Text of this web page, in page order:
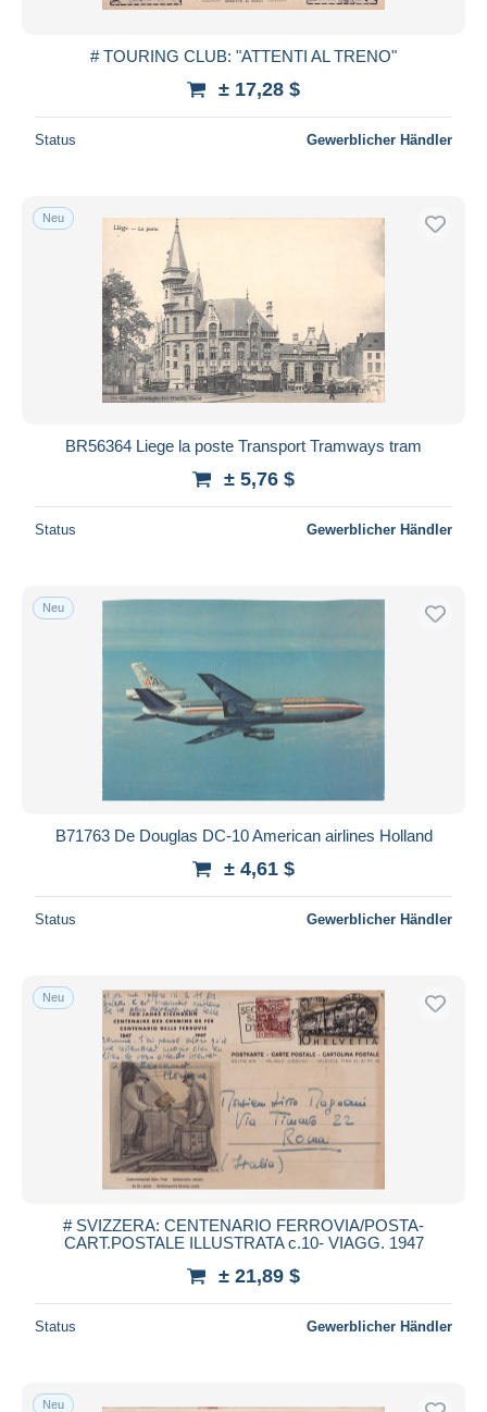
# TOURING CLUB: "ATTENTI AL TRENO"
± 17,28 $
Status Gewerblicher Händler
Neu
BR56364 Liege la poste Transport Tramways tram
± 5,76 $
Status Gewerblicher Händler
Neu
B71763 De Douglas DC-10 American airlines Holland
± 4,61 $
Status Gewerblicher Händler
Neu
# SVIZZERA: CENTENARIO FERROVIA/POSTA-
CART.POSTALE ILLUSTRATA c.10- VIAGG. 1947
± 21,89 $
Status Gewerblicher Händler
Neu